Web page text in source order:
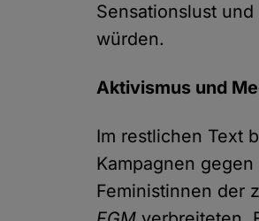
Sensationslust
würden.
Aktivismus und
Im restlichen Text
Kampagnen gegen
Feministinnen der